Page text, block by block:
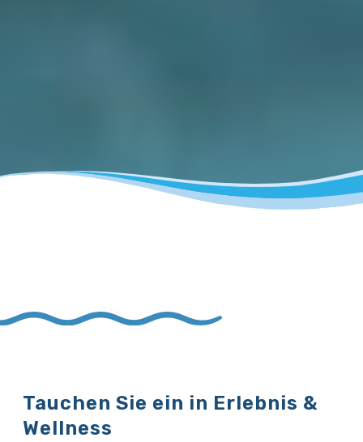
Tauchen Sie ein in Erlebnis &
Wellness